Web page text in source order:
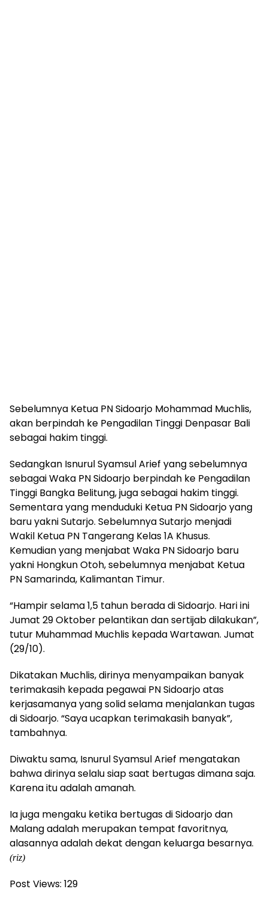
Sebelumnya Ketua PN Sidoarjo Mohammad Muchlis,
akan berpindah ke Pengadilan Tinggi Denpasar Bali
sebagai hakim tinggi.
Sedangkan Isnurul Syamsul Arief yang sebelumnya
sebagai Waka PN Sidoarjo berpindah ke Pengadilan
Tinggi Bangka Belitung, juga sebagai hakim tinggi.
Sementara yang menduduki Ketua PN Sidoarjo yang
baru yakni Sutarjo. Sebelumnya Sutarjo menjadi
Wakil Ketua PN Tangerang Kelas 1A Khusus.
Kemudian yang menjabat Waka PN Sidoarjo baru
yakni Hongkun Otoh, sebelumnya menjabat Ketua
PN Samarinda, Kalimantan Timur.
“Hampir selama 1,5 tahun berada di Sidoarjo. Hari ini
Jumat 29 Oktober pelantikan dan sertijab dilakukan”,
tutur Muhammad Muchlis kepada Wartawan. Jumat
(29/10).
Dikatakan Muchlis, dirinya menyampaikan banyak
terimakasih kepada pegawai PN Sidoarjo atas
kerjasamanya yang solid selama menjalankan tugas
di Sidoarjo. “Saya ucapkan terimakasih banyak”,
tambahnya.
Diwaktu sama, Isnurul Syamsul Arief mengatakan
bahwa dirinya selalu siap saat bertugas dimana saja.
Karena itu adalah amanah.
Ia juga mengaku ketika bertugas di Sidoarjo dan
Malang adalah merupakan tempat favoritnya,
alasannya adalah dekat dengan keluarga besarnya.
(riz)
Post Views: 129